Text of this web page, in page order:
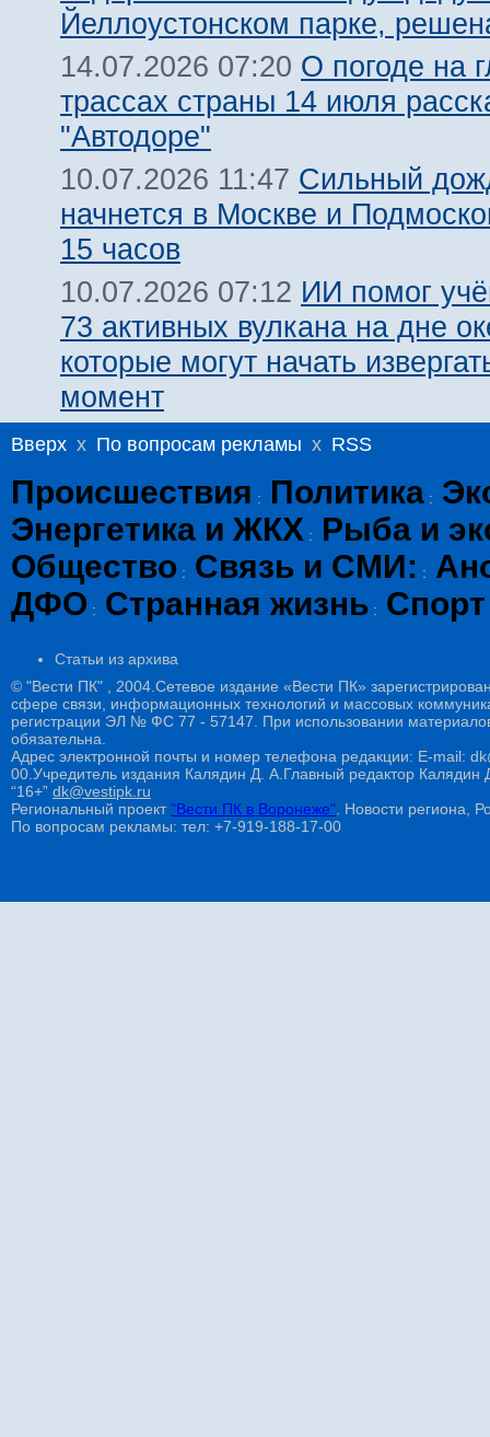
Йеллоустонском парке,
14.07.2026 07:20 О погоде на
трассах страны 14 июля
"Автодоре"
10.07.2026 11:47 Сильный
начнется в Москве и
15 часов
10.07.2026 07:12 ИИ помог
73 активных вулкана на дне
которые могут начать
момент
Вверх x По вопросам рекламы x RSS
Происшествия : Политика :
Энергетика и ЖКХ :
Рыба и
Общество : Связь и СМИ: :
ДФО : Странная жизнь : Спорт
Статьи из архива
© "Вести ПК" , 2004.Сетевое издание «Вести ПК»
сфере связи, информационных технологий и массовых
регистрации ЭЛ № ФС 77 - 57147. При использовании
обязательна.
Адрес электронной почты и номер телефона редакции: E-mail:
00.Учредитель издания Калядин Д. А.Главный редактор
“16+” dk@vestipk.ru
Региональный проект"Вести ПК в Воронеже" . Новости региона,
По вопросам рекламы: тел: +7-919-188-17-00